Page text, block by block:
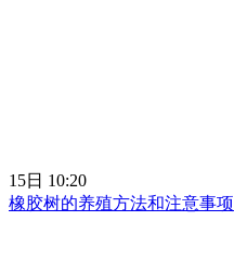
15日 10:20
橡胶树的养殖方法和注意事项